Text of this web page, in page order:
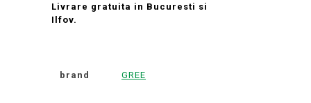
Livrare gratuita in Bucuresti si
Ilfov.
brand GREE